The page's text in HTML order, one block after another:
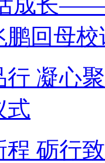
鹏回母校
行 凝心
式
程 砺行